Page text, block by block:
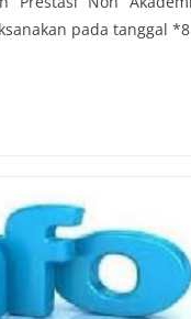
pada tanggal *8